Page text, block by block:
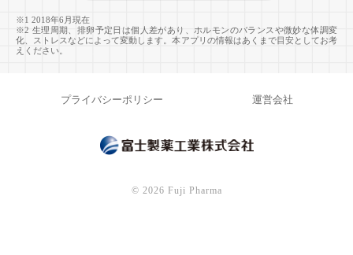
※1 2018年6月現在
※2 生理周期、排卵予定日は個人差があり、ホルモンのバランスや微妙な体調変
化、ストレスなどによって変動します。本アプリの情報はあくまで目安としてお考
えください。
プライバシーポリシー 運営会社
© 2026 Fuji Pharma